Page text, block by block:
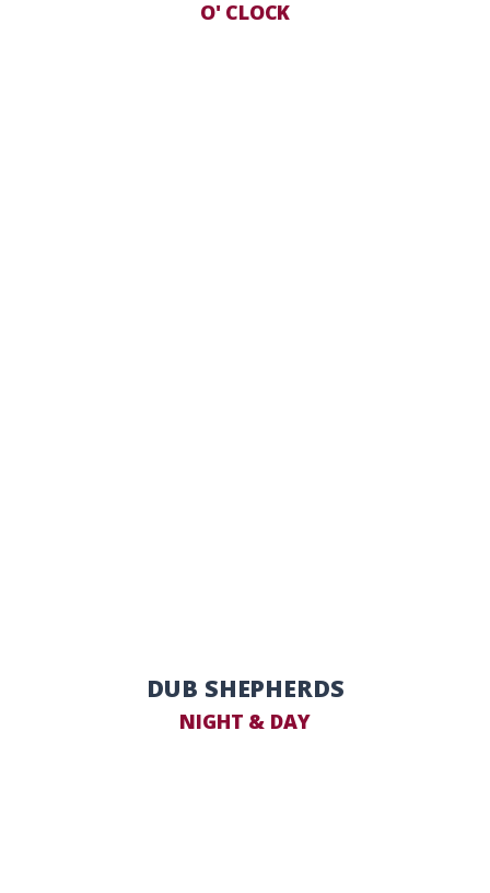
O' CLOCK
DUB SHEPHERDS
NIGHT & DAY